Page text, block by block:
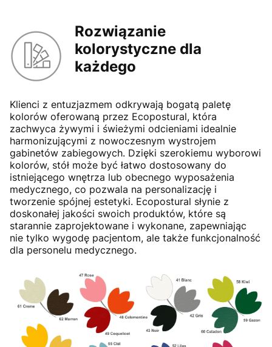
Rozwiązanie
kolorystyczne dla
każdego
Klienci z entuzjazmem odkrywają bogatą paletę
kolorów oferowaną przez Ecopostural, która
zachwyca żywymi i świeżymi odcieniami idealnie
harmonizującymi z nowoczesnym wystrojem
gabinetów zabiegowych. Dzięki szerokiemu wyborowi
kolorów, stół może być łatwo dostosowany do
istniejącego wnętrza lub obecnego wyposażenia
medycznego, co pozwala na personalizację i
tworzenie spójnej estetyki. Ecopostural słynie z
doskonałej jakości swoich produktów, które są
starannie zaprojektowane i wykonane, zapewniając
nie tylko wygodę pacjentom, ale także funkcjonalność
dla personelu medycznego.